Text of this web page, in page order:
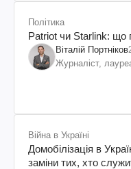
Політика
Patriot чи Starlink: що
Віталій Портніков
Журналіст,
Війна в Україні
Домобілізація в
заміни тих, хто